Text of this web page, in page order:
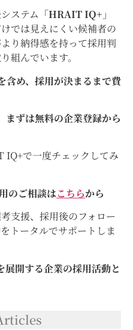
ステム 「HRAIT IQ+」
では見えにくい候補者の
り納得感を持って採用判
組んでいます。
め、採用が決まるまで費
ずは無料の企業登録から
IQ+で一度チェックしてみ
のご相談はこちらから
支援、採用後のフォロー
トータルでサポートしま
開する企業の採用活動と